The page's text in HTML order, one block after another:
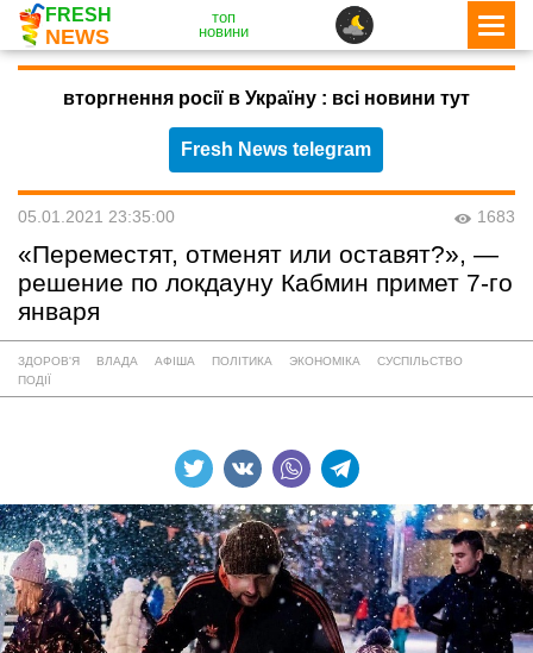
FRESH
NEWS
топ
новини
вторгнення росії в Україну : всі новини тут
Fresh News telegram
05.01.2021 23:35:00 1683
«Переместят, отменят или оставят?», —
решение по локдауну Кабмин примет 7-го
января
ЗДОРОВ'Я ВЛАДА АФІША ПОЛІТИКА ЭКОНОМІКА
СУСПІЛЬСТВО
ПОДІЇ